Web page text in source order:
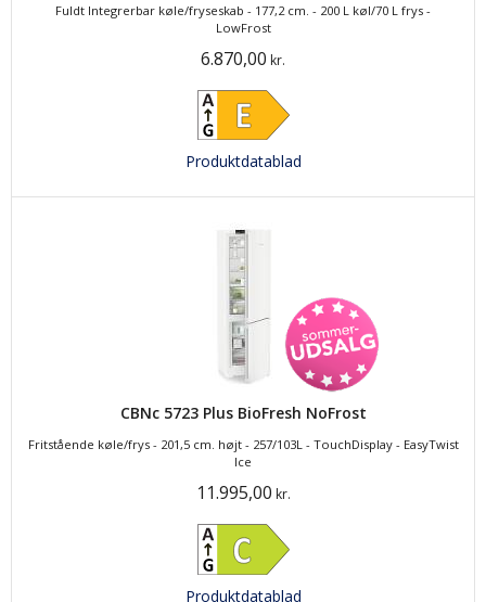
Fuldt Integrerbar køle/fryseskab - 177,2 cm. - 200 L køl/70 L frys -
LowFrost
6.870,00 kr.
Produktdatablad
CBNc 5723 Plus BioFresh NoFrost
Fritstående køle/frys - 201,5 cm. højt - 257/103L - TouchDisplay - EasyTwist
Ice
11.995,00 kr.
Produktdatablad